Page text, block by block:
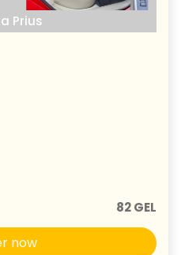
Prius
82 GEL
now